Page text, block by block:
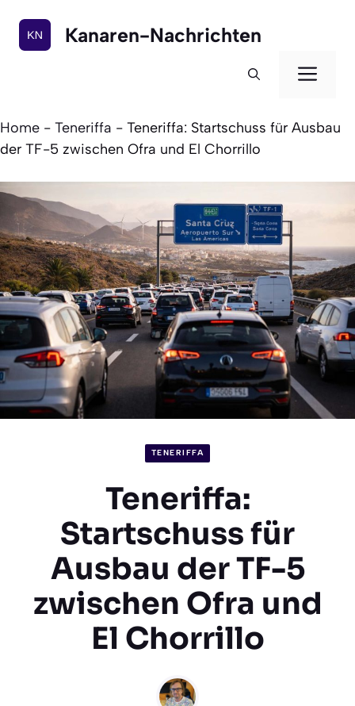
Inhalt
springen
Kanaren-Nachrichten
Home - Teneriffa - Teneriffa: Startschuss für Ausbau
der TF-5 zwischen Ofra und El Chorrillo
TENERIFFA
Teneriffa:
Startschuss für
Ausbau der TF-5
zwischen Ofra und
El Chorrillo